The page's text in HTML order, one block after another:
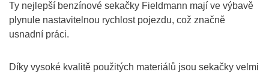
Ty nejlepší benzínové sekačky Fieldmann mají ve výbavě
plynule nastavitelnou rychlost pojezdu, což značně
usnadní práci.
Díky vysoké kvalitě použitých materiálů jsou sekačky velmi